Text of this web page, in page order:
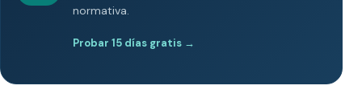
normativa.
Probar 15 días gratis →